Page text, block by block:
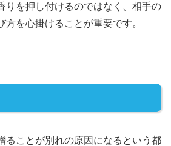
りを押し付けるのではなく、相手の
方を心掛けることが重要です。
ることが別れの原因になるという都